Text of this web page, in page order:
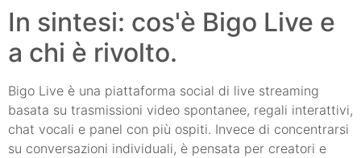
In sintesi: cos'è Bigo Live e
a chi è rivolto.
Bigo Live è una piattaforma social di live streaming
basata su trasmissioni video spontanee, regali interattivi,
chat vocali e panel con più ospiti. Invece di concentrarsi
su conversazioni individuali, è pensata per creatori e